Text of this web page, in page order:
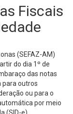
Fiscais
(SEFAZ-AM)
do dia 1º de
das notas
para outros
ou para o
por meio